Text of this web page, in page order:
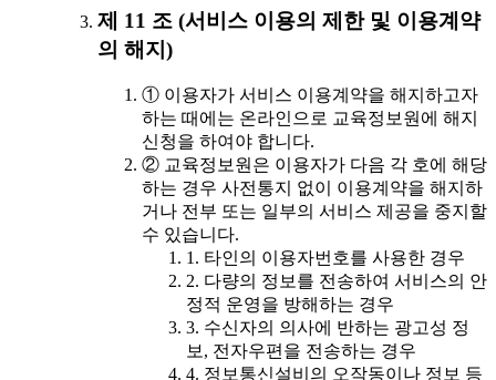
제 11 조 (서비스 이용의 제한 및 이용계약
의 해지)
① 이용자가 서비스 이용계약을 해지하고자
하는 때에는 온라인으로 교육정보원에 해지
신청을 하여야 합니다.
② 교육정보원은 이용자가 다음 각 호에 해당
하는 경우 사전통지 없이 이용계약을 해지하
거나 전부 또는 일부의 서비스 제공을 중지할
수 있습니다.
1. 타인의 이용자번호를 사용한 경우
2. 다량의 정보를 전송하여 서비스의 안
정적 운영을 방해하는 경우
3. 수신자의 의사에 반하는 광고성 정
보, 전자우편을 전송하는 경우
4. 정보통신설비의 오작동이나 정보 등